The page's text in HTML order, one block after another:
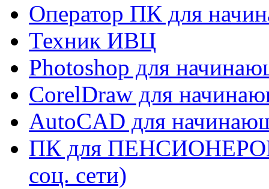
Оператор ПК для
Техник ИВЦ
Photoshop для
CorelDraw для
AutoCAD для
ПК для ПЕНСИОНЕРОВ
соц. сети)